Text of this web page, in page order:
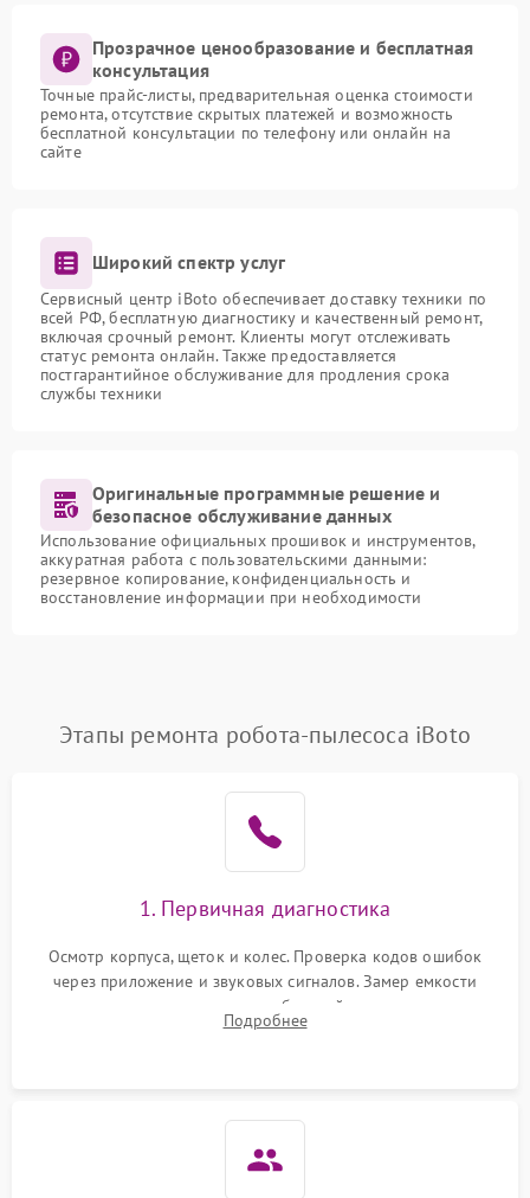
Прозрачное ценообразование и бесплатная
консультация
Точные прайс-листы, предварительная оценка стоимости
ремонта, отсутствие скрытых платежей и возможность
бесплатной консультации по телефону или онлайн на
сайте
Широкий спектр услуг
Сервисный центр iBoto обеспечивает доставку техники по
всей РФ, бесплатную диагностику и качественный ремонт,
включая срочный ремонт. Клиенты могут отслеживать
статус ремонта онлайн. Также предоставляется
постгарантийное обслуживание для продления срока
службы техники
Оригинальные программные решение и
безопасное обслуживание данных
Использование официальных прошивок и инструментов,
аккуратная работа с пользовательскими данными:
резервное копирование, конфиденциальность и
восстановление информации при необходимости
Этапы ремонта робота-пылесоса iBoto
1. Первичная диагностика
Осмотр корпуса, щеток и колес. Проверка кодов ошибок
через приложение и звуковых сигналов. Замер емкости
аккумулятора и тестирование базовой станции зарядки.
Оценка работы лидара, бампера и датчиков падения для
Подробнее